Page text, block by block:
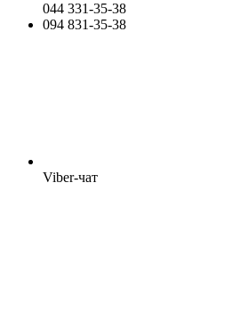
044 331-35-38
094 831-35-38
Viber-чат